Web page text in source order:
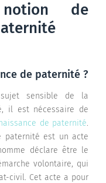
de
de paternité ?
sensible de la
il est nécessaire de
de paternité.
paternité est un acte
déclare être le
volontaire, qui
civil. Cet acte a pour